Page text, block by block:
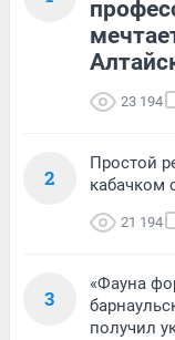
23 194
2
Простой
кабачком
21 194
3
«Фауна
получил